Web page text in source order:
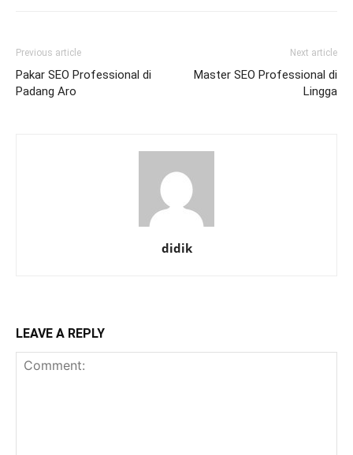
Previous article
Pakar SEO Professional di
Padang Aro
Next article
Master SEO Professional di
Lingga
didik
LEAVE A REPLY